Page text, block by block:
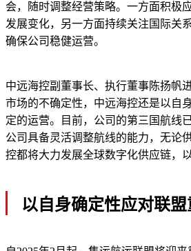
会，随时调整经营策略。一方面积极
发展变化，另一方面持续关注国际关
确保公司稳健运营。
中远海控副董事长、执行董事陈扬帆
市场的不确定性，中远海控还是以自
定的运营。目前，公司的第三国航线
公司具备灵活调整航线的能力，无论
控都将大力发展全球数字化供应链，
以自身确定性应对联